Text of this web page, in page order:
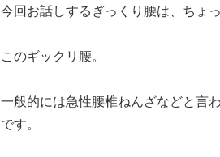
今回お話しするぎっくり腰は、ちょ
このギックリ腰。
一般的には急性腰椎ねんざなどと言
です。